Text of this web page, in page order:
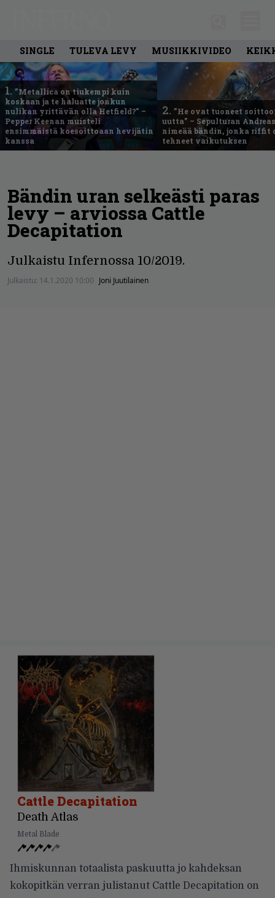
SINGLE TULEVA LEVY MUSIIKKIVIDEO
1. ”Metallica on tiukempi kuin
koskaan ja te haluatte jonkun
nulikan yrittävän olla Hetfield?” –
Pepper Keenan muisteli
ensimmäistä koesoittoaan hevijätin
kanssa
2. ”He ovat tuoneet
uutta” – Sepulturan
nimeää bändin, jonka riffit
tehneet vaikutuksen
Bändin uran selkeästi paras
levy – arviossa Cattle
Decapitation
Julkaistu Infernossa 10/2019.
Julkaistu: 14.1.2020 10:00 Joni Juutilainen
Cattle Decapitation
Death Atlas
Metal Blade
Ihmiskunnan totaalista paskuutta jo kahdeksan
kokopitkän verran julistanut Cattle Decapitation on